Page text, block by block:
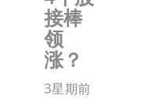
接棒
领
涨？
3星期前